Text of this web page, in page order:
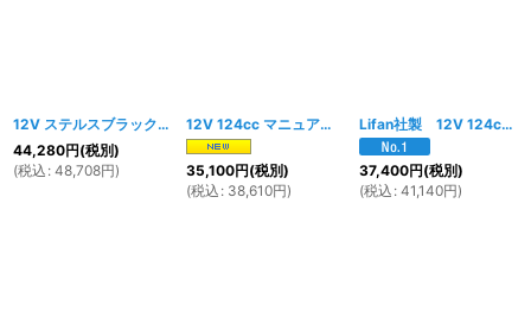
12V ステルスブラック 124cc エンジンキット オールキット付き [006w]
44,280円(税別)
(税込 : 48,708円)
12V 124cc マニュアルクラッチ エンジンキット [
35,100円(税別)
(税込 : 38,610円)
Lifan社製 12V 124cc セル付 遠心クラッチ エンジンキット
37,400円(税別)
(税込 : 41,140円)